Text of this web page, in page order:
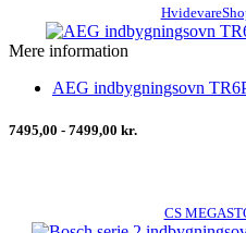
Mere information
AEG indbygningsovn
7495,00 - 7499,00 kr.
CS